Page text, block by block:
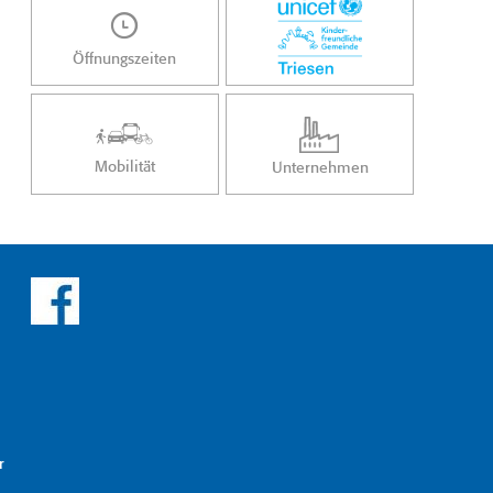
Öffnungszeiten
Mobilität Unternehmen